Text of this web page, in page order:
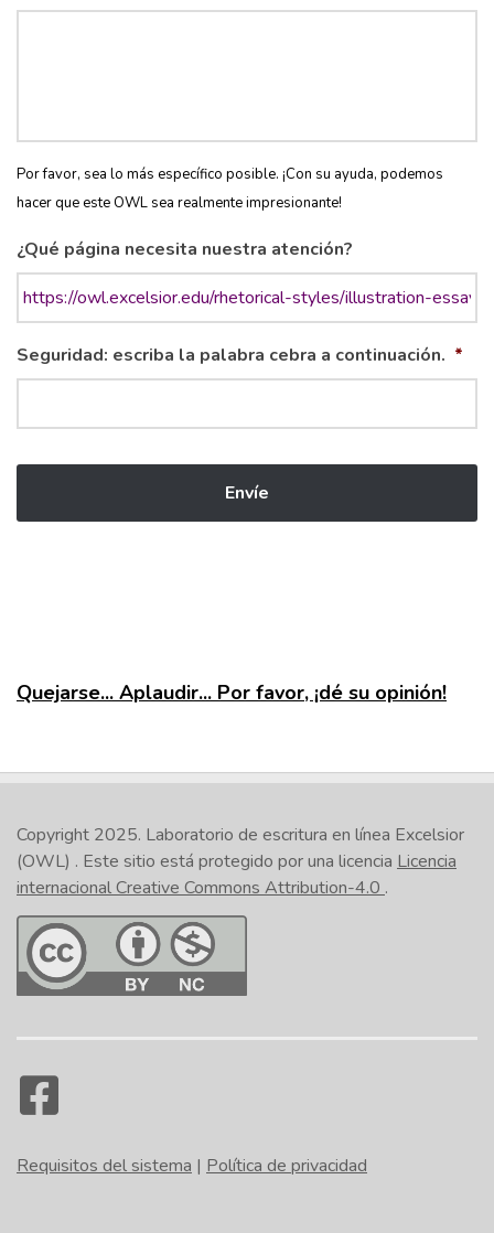
Por favor, sea lo más específico posible. ¡Con su ayuda, podemos
hacer que este OWL sea realmente impresionante!
¿Qué página necesita nuestra atención?
Seguridad: escriba la palabra cebra a continuación. *
Quejarse... Aplaudir... Por favor, ¡dé su opinión!
Copyright 2025. Laboratorio de escritura en línea Excelsior
(OWL) . Este sitio está protegido por una licencia Licencia
internacional Creative Commons Attribution-4.0 .
Requisitos del sistema | Política de privacidad